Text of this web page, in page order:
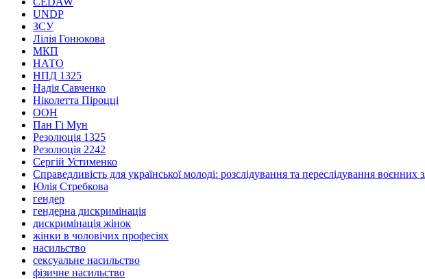
UNDP
ЗСУ
Лілія Гонюкова
МКП
НАТО
НПД 1325
Надія Савченко
Ніколетта Піроцці
ООН
Пан Гі Мун
Резолюція 1325
Резолюція 2242
Сергій Устименко
Справедливість для української молоді: розслідування та переслідування воєнних
Юлія Стребкова
гендер
гендерна дискримінація
дискримінація жінок
жінки в чоловічих професіях
насильство
сексуальне насильство
фізичне насильство